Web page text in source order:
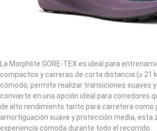
La Morphlite GORE-TEX es ideal para
compactos y carreras de corta distancia (≤ 21
cómodo, permite realizar transiciones suaves
convierte en una opción ideal para corredores
de alto rendimiento tanto para carretera como
amortiguación suave y protección media, esta
experiencia cómoda durante todo el recorrido.